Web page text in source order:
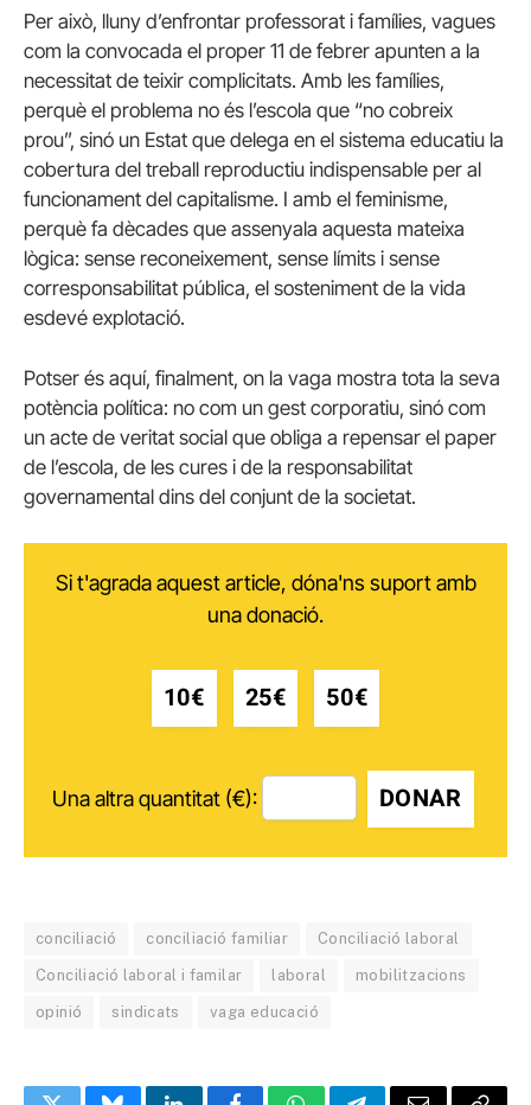
Per això, lluny d’enfrontar professorat i famílies, vagues
com la convocada el proper 11 de febrer apunten a la
necessitat de teixir complicitats. Amb les famílies,
perquè el problema no és l’escola que “no cobreix
prou”, sinó un Estat que delega en el sistema educatiu la
cobertura del treball reproductiu indispensable per al
funcionament del capitalisme. I amb el feminisme,
perquè fa dècades que assenyala aquesta mateixa
lògica: sense reconeixement, sense límits i sense
corresponsabilitat pública, el sosteniment de la vida
esdevé explotació.
Potser és aquí, finalment, on la vaga mostra tota la seva
potència política: no com un gest corporatiu, sinó com
un acte de veritat social que obliga a repensar el paper
de l’escola, de les cures i de la responsabilitat
governamental dins del conjunt de la societat.
Si t'agrada aquest article, dóna'ns suport amb
una donació.
10€ 25€ 50€
Una altra quantitat (€): DONAR
conciliació conciliació familiar Conciliació laboral
Conciliació laboral i familar laboral mobilitzacions
opinió sindicats vaga educació